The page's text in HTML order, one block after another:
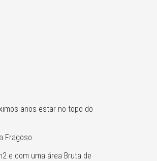
anos estar no topo do
Fragoso.
e com uma área Bruta de